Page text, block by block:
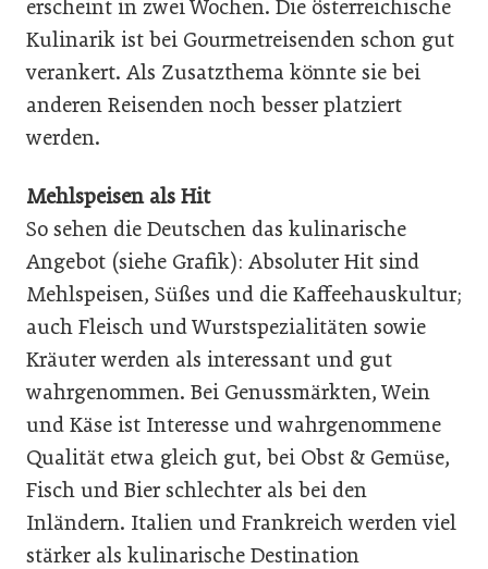
erscheint in zwei Wochen. Die österreichische
Kulinarik ist bei Gourmetreisenden schon gut
verankert. Als Zusatzthema könnte sie bei
anderen Reisenden noch besser platziert
werden.
Mehlspeisen als Hit
So sehen die Deutschen das kulinarische
Angebot (siehe Grafik): Absoluter Hit sind
Mehlspeisen, Süßes und die Kaffeehauskultur;
auch Fleisch und Wurstspezialitäten sowie
Kräuter werden als interessant und gut
wahrgenommen. Bei Genussmärkten, Wein
und Käse ist Interesse und wahrgenommene
Qualität etwa gleich gut, bei Obst & Gemüse,
Fisch und Bier schlechter als bei den
Inländern. Italien und Frankreich werden viel
stärker als kulinarische Destination